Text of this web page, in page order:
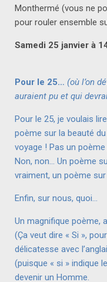
Monthermé (vous ne
pour rouler ensemble
Samedi 25 janvier à
Pour le 25… (où l’on
auraient pu et qui
Pour le 25, je voulais
poème sur la beauté
voyage ! Pas un
Non, non… Un poème
vraiment, un poème
Enfin, sur nous, quoi…
Un magnifique poème,
(Ça veut dire « Si »,
délicatesse avec
(puisque « si » indique
devenir un Homme.